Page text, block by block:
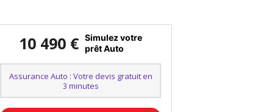
10 490 € Simulez votre
prêt Auto
Assurance Auto : Votre devis gratuit en
3 minutes